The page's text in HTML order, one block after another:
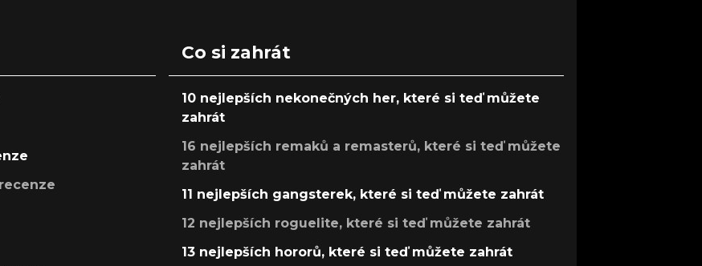
Co si zahrát
10 nejlepších nekonečných her, které si teď můžete
zahrát
16 nejlepších remaků a remasterů, které si teď můžete
zahrát
11 nejlepších gangsterek, které si teď můžete zahrát
12 nejlepších roguelite, které si teď můžete zahrát
13 nejlepších hororů, které si teď můžete zahrát